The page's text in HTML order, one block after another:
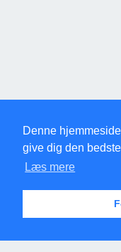
Denne
give dig den
Læs mere